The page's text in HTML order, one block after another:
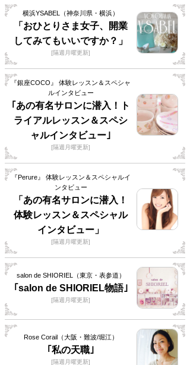
横浜YSABEL（神奈川県・横浜）
「おひとりさま女子、開業
してみてもいいですか？」
[隔週月曜更新]
『銀座COCO』 体験レッスン＆スペシャ
ルインタビュー
｢あの有名サロンに潜入！ト
ライアルレッスン＆スペシ
ャルインタビュー｣
[隔週月曜更新]
『Perure』 体験レッスン＆スペシャルイ
ンタビュー
「あの有名サロンに潜入！
体験レッスン＆スペシャル
インタビュー」
[隔週月曜更新]
salon de SHIORIEL（東京・表参道）
｢salon de SHIORIEL物語｣
[隔週月曜更新]
Rose Corail（大阪・難波/堀江）
｢私の天職｣
[隔週月曜更新]